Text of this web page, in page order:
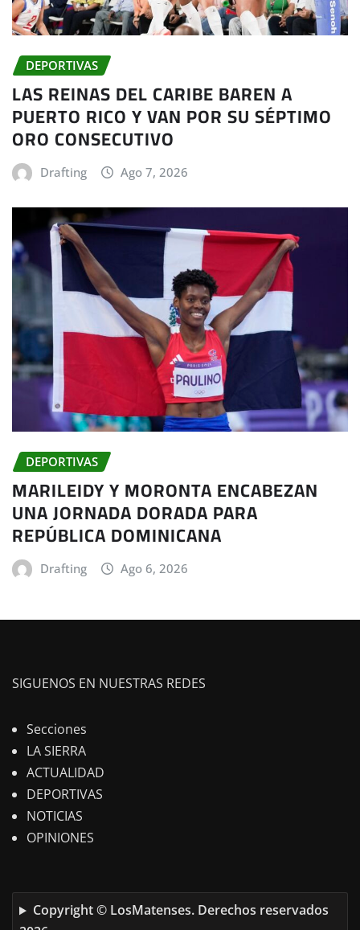
DEPORTIVAS
LAS REINAS DEL CARIBE BAREN A
PUERTO RICO Y VAN POR SU SÉPTIMO
ORO CONSECUTIVO
Drafting Ago 7, 2026
DEPORTIVAS
MARILEIDY Y MORONTA ENCABEZAN
UNA JORNADA DORADA PARA
REPÚBLICA DOMINICANA
Drafting Ago 6, 2026
SIGUENOS EN NUESTRAS REDES
Secciones
LA SIERRA
ACTUALIDAD
DEPORTIVAS
NOTICIAS
OPINIONES
Copyright © LosMatenses. Derechos reservados